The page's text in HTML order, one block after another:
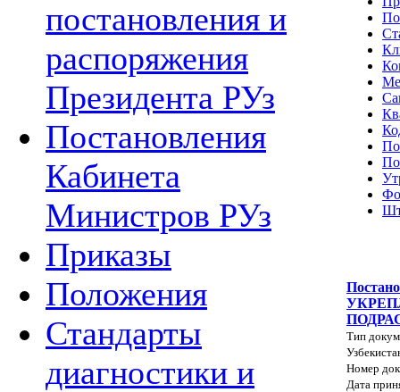
постановления и
распоряжения
Президента РУз
Постановления
Кабинета
Министров РУз
Приказы
Положения
Стандарты
диагностики и
Тип
Номер
Дата